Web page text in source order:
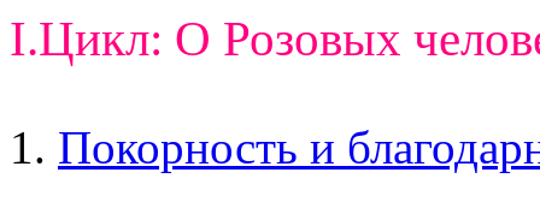
I.Цикл: О Розовых
1. Покорность и